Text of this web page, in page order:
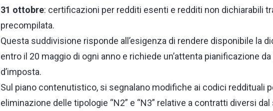
31 ottobre: certificazioni per redditi esenti e redditi non dichiarabili
precompilata.
Questa suddivisione risponde all’esigenza di rendere disponibile la
entro il 20 maggio di ogni anno e richiede un’attenta pianificazione
d’imposta.
Sul piano contenutistico, si segnalano modifiche ai codici reddituali
eliminazione delle tipologie “N2” e “N3” relative a contratti diversi